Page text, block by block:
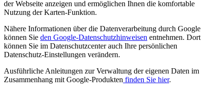
der Webseite anzeigen und ermöglichen Ihnen die komfortable
Nutzung der Karten-Funktion.
Nähere Informationen über die Datenverarbeitung durch Google
können Sie den Google-Datenschutzhinweisen entnehmen. Dort
können Sie im Datenschutzcenter auch Ihre persönlichen
Datenschutz-Einstellungen verändern.
Ausführliche Anleitungen zur Verwaltung der eigenen Daten im
Zusammenhang mit Google-Produkten finden Sie hier.